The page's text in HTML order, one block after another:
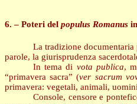
6. – Poteri del populus Romanus
La tradizione
parole, la giurisprudenza
In tema di vota publica,
“primavera sacra” (ver sacrum
primavera: vegetali, animali,
Console, censore e